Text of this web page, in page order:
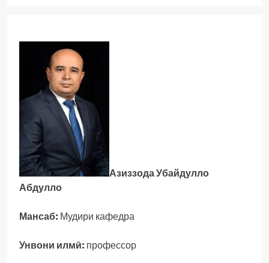
Азиззода Убайдулло
Абдулло
Мансаб: Мудири кафедра
Унвони илмӣ: профессор